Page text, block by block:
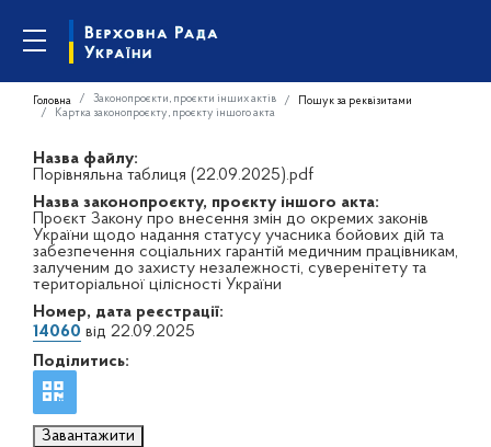
Головна Законопроєкти, проєкти інших актів
Пошук за реквізитами
Картка законопроєкту, проєкту іншого акта
Назва файлу:
Порівняльна таблиця (22.09.2025).pdf
Назва законопроєкту, проєкту іншого акта:
Проєкт Закону про внесення змін до окремих законів
України щодо надання статусу учасника бойових дій та
забезпечення соціальних гарантій медичним працівникам,
залученим до захисту незалежності, суверенітету та
територіальної цілісності України
Номер, дата реєстрації:
14060 від 22.09.2025
Поділитись:
Завантажити